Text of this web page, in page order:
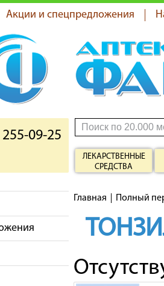
Акции и спецпредложения
09-25
ЛЕКАРСТВЕННЫЕ
СРЕДСТВА
Главная Полный